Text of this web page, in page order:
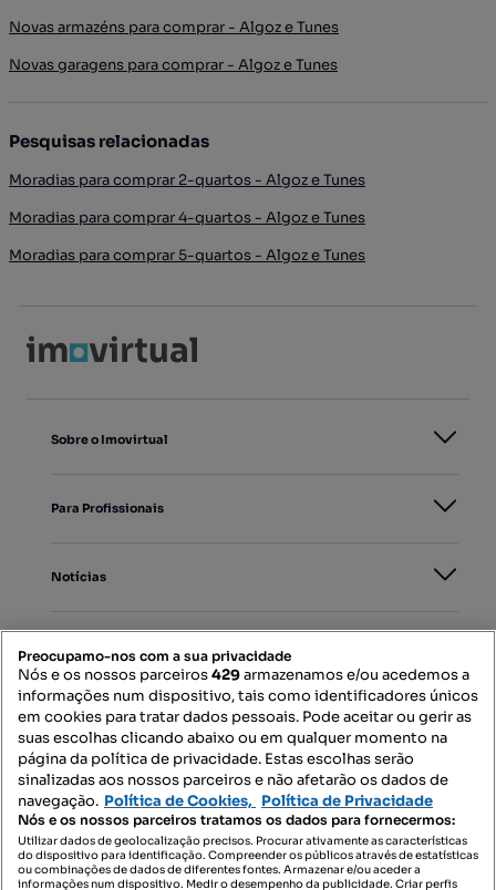
Novas armazéns para comprar - Algoz e Tunes
Novas garagens para comprar - Algoz e Tunes
Pesquisas relacionadas
Moradias para comprar 2-quartos - Algoz e Tunes
Moradias para comprar 4-quartos - Algoz e Tunes
Moradias para comprar 5-quartos - Algoz e Tunes
Sobre o Imovirtual
Para Profissionais
Notícias
Mapa do Site
Contacte-nos
SIGA-NOS:
Preocupamo-nos com a sua privacidade
Nós e os nossos parceiros429armazenamos e/ou acedemos a
informações num dispositivo, tais como identificadores únicos
em cookies para tratar dados pessoais. Pode aceitar ou gerir as
suas escolhas clicando abaixo ou em qualquer momento na
página da política de privacidade. Estas escolhas serão
sinalizadas aos nossos parceiros e não afetarão os dados de
navegação. Política de Cookies, Política de Privacidade
Nós e os nossos parceiros tratamos os dados para fornecermos:
Utilizar dados de geolocalização precisos. Procurar ativamente as características
do dispositivo para identificação. Compreender os públicos através de estatísticas
ou combinações de dados de diferentes fontes. Armazenar e/ou aceder a
informações num dispositivo. Medir o desempenho da publicidade. Criar perfis